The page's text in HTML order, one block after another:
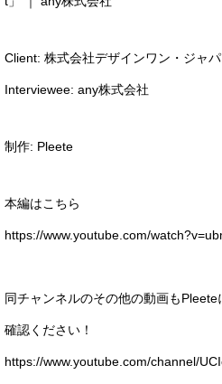
Client: 株式会社デザインワン・ジャ
Interviewee: any株式会社
制作: Pleete
本編はこちら
https://www.youtube.com/
同チャンネルのその他の動画も
確認ください！
https://www.youtube.com/channel/